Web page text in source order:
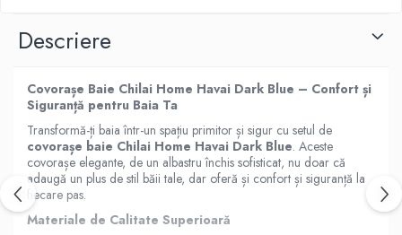
Descriere
Covorașe Baie Chilai Home Havai Dark Blue – Confort și
Siguranță pentru Baia Ta
Transformă-ți baia într-un spațiu primitor și sigur cu setul de
covorașe baie Chilai Home Havai Dark Blue. Aceste
covorașe elegante, de un albastru închis sofisticat, nu doar că
adaugă un plus de stil băii tale, dar oferă și confort și siguranță la
fiecare pas.
Materiale de Calitate Superioară